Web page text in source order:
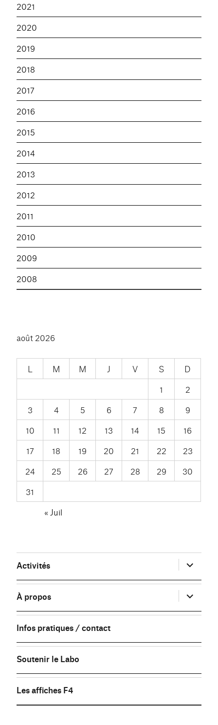
2021
2020
2019
2018
2017
2016
2015
2014
2013
2012
2011
2010
2009
2008
août 2026
L M M J V S
D
1
2
3
4 5 6 7 8
9
10
11 12 13 14 15
16
17
18 19 20 21 22
23
24
25 26 27 28 29
30
31
« Juil
Activités ouvrir
le
sous-
menu
À propos
ouvrir
le
sous-
menu
Infos pratiques / contact
Soutenir le Labo
Les affiches F4